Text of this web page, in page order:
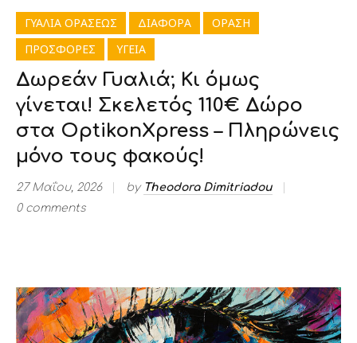
ΓΥΑΛΙΑ ΟΡΑΣΕΩΣ ΔΙΑΦΟΡΑ
ΟΡΑΣΗ
ΠΡΟΣΦΟΡΕΣ
ΥΓΕΙΑ
Δωρεάν Γυαλιά; Κι όμως
γίνεται! Σκελετός 110€ Δώρο
στα OptikonXpress – Πληρώνεις
μόνο τους φακούς!
27 Μαΐου, 2026 by Theodora Dimitriadou
0 comments